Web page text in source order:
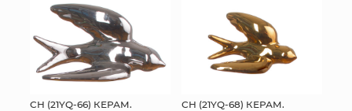
СН (21YQ-66) КЕРАМ.
СН (21YQ-68) КЕРАМ.